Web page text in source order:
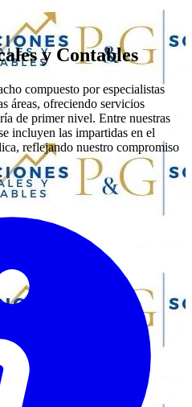
y Contables
compuesto por especialistas
áreas, ofreciendo servicios
de primer nivel. Entre nuestras
incluyen las impartidas en el
reflejando nuestro compromiso